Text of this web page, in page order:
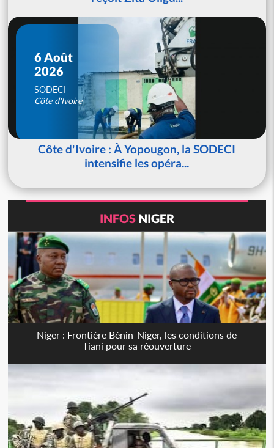
6 Août
2026
SODECI
Côte d'Ivoire
Côte d'Ivoire : À Yopougon, la SODECI
intensifie les opéra...
INFOS NIGER
Niger : Frontière Bénin-Niger, les conditions de
Tiani pour sa réouverture